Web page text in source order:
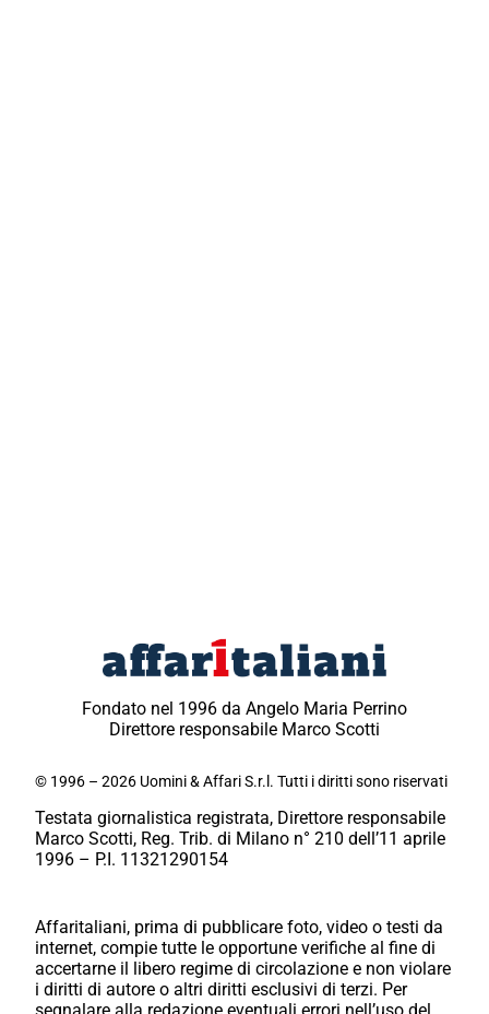
Fondato nel 1996 da Angelo Maria Perrino
Direttore responsabile Marco Scotti
© 1996 – 2026 Uomini & Affari S.r.l. Tutti i diritti sono riservati
Testata giornalistica registrata, Direttore responsabile
Marco Scotti, Reg. Trib. di Milano n° 210 dell’11 aprile
1996 – P.I. 11321290154
Affaritaliani, prima di pubblicare foto, video o testi da
internet, compie tutte le opportune verifiche al fine di
accertarne il libero regime di circolazione e non violare
i diritti di autore o altri diritti esclusivi di terzi. Per
segnalare alla redazione eventuali errori nell’uso del